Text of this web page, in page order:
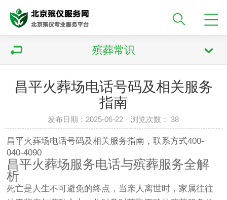
殡葬常识
昌平火葬场电话号码及相关服务
指南
发布日期：2025-06-22 浏览次数：38
昌平火葬场电话号码及相关服务指南，联系方式400-
040-4090
昌平火葬场服务电话与殡葬服务全解
析
死亡是人生不可避免的终点，当亲人离世时，家属往往